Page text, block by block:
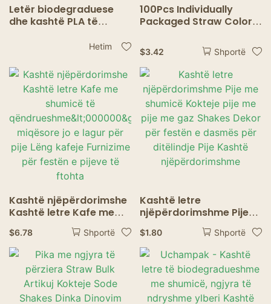
Letër biodegraduese
dhe kashtë PLA të
Uchampak për kafe, bar
Hetim
100Pcs Individually
Packaged Straw Color
Tea Straw BIg Milkshake
Straws Party Wedding
Bar Home Accessories
$3.42 Shportë
Kashtë njëpërdorimshe
Kashtë letre Kafe me
qëndrueshme<000000>
Eko-miqësore jo e lagur
për pije Lëng kafeje
Furnizime për festën e
pijeve të ftohta
$6.78 Shportë
Kashtë letre
njëpërdorimshme Pije
me shumicë Kokteje pije
me pije me gaz Shakes
Dekor për festën e
dasmës për ditëlindje
Pije Kashtë
njëpërdorimshme
$1.80 Shportë